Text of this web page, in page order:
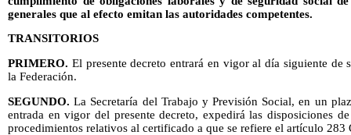
generales que al efecto emitan las autoridades competentes.
TRANSITORIOS
PRIMERO. El presente decreto entrará en vigor al día siguiente
la Federación.
SEGUNDO.La Secretaría del Trabajo y Previsión Social, en un
entrada en vigor del presente decreto, expedirá las disposiciones
procedimientos relativos al certificado a que se refiere el artículo 283